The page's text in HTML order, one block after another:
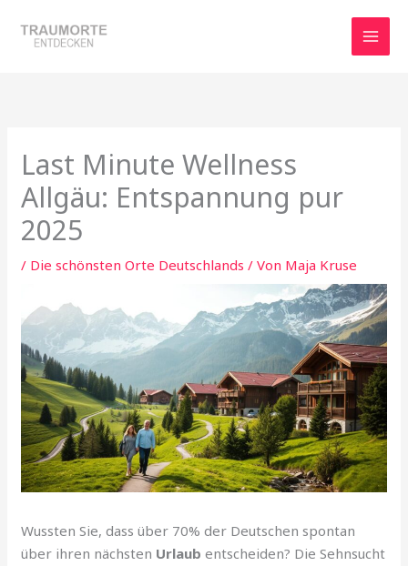
Inhalt
Last Minute Wellness
Allgäu: Entspannung pur
2025
/ Die schönsten Orte Deutschlands / Von Maja Kruse
Wussten Sie, dass über 70% der Deutschen spontan
über ihren nächsten Urlaub entscheiden? Die Sehnsucht